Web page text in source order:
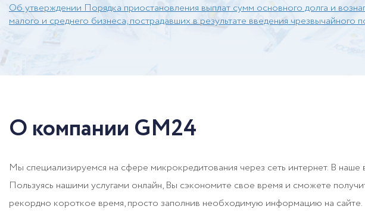
Об утверждении Порядка приостановления выплат сумм основного долга и
малого и среднего бизнеса, пострадавших в результате введения чрезвычайного
О компании GM24
Мы специализируемся на сфере микрокредитования через сеть интернет. В
Пользуясь нашими услугами онлайн, Вы сэкономите свое время и сможете
рекордно короткое время, просто заполнив необходимую информацию на сайте.